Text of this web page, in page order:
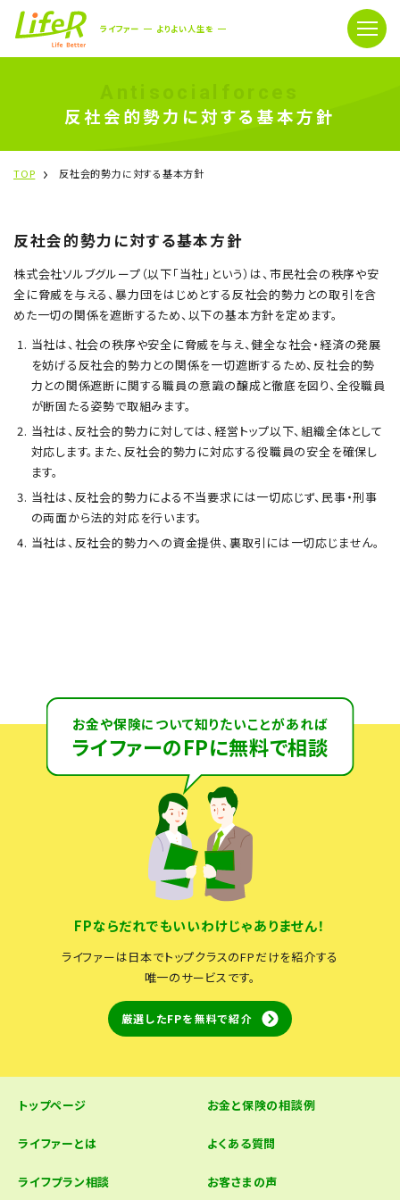
ライファー よりよい人生を
反社会的勢力に対する基本方針
TOP 反社会的勢力に対する基本方針
反社会的勢力に対する基本方針
株式会社ソルブグループ（以下「当社」という）は、市民社会の秩序や安
全に脅威を与える、暴力団をはじめとする反社会的勢力との取引を含
めた一切の関係を遮断するため、以下の基本方針を定めます。
当社は、社会の秩序や安全に脅威を与え、健全な社会・経済の発展
を妨げる反社会的勢力との関係を一切遮断するため、反社会的勢
力との関係遮断に関する職員の意識の醸成と徹底を図り、全役職員
が断固たる姿勢で取組みます。
当社は、反社会的勢力に対しては、経営トップ以下、組織全体として
対応します。また、反社会的勢力に対応する役職員の安全を確保し
ます。
当社は、反社会的勢力による不当要求には一切応じず、民事・刑事
の両面から法的対応を行います。
当社は、反社会的勢力への資金提供、裏取引には一切応じません。
お金や保険について知りたいことがあれば
ライファーのFPに無料で相談
FPならだれでもいいわけじゃありません！
ライファーは日本でトップクラスのFPだけを紹介する
唯一のサービスです。
厳選したFPを無料で紹介
トップページ
ライファーとは
ライフプラン相談
お金と保険の相談例
よくある質問
お客さまの声